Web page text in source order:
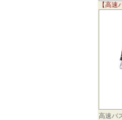
【高速
高速バ